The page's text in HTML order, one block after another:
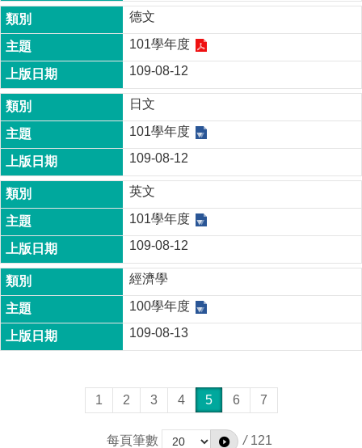
德文
101學年度
109-08-12
日文
101學年度
109-08-12
英文
101學年度
109-08-12
經濟學
100學年度
109-08-13
1 2 3 4 5 6 7
每頁筆數 / 121